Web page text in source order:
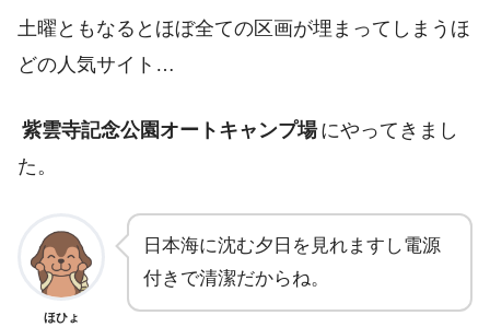
土曜ともなるとほぼ全ての区画が埋まってしまうほ
どの人気サイト…
紫雲寺記念公園オートキャンプ場 にやってきまし
た。
ほひょ
日本海に沈む夕日を見れますし電源
付きで清潔だからね。